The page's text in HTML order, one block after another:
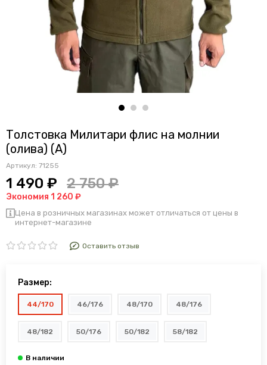
Толстовка Милитари флис на молнии
(олива) (А)
Артикул: 71255
1 490 ₽ 2 750 ₽
Экономия 1 260 ₽
Цена в розничных магазинах может отличаться от цены в
интернет-магазине
Оставить отзыв
Размер:
44/170 46/176 48/170 48/176
48/182 50/176 50/182 58/182